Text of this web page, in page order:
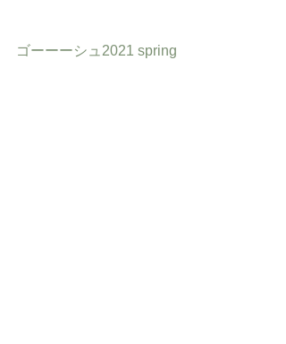
ゴーーーシュ2021 spring